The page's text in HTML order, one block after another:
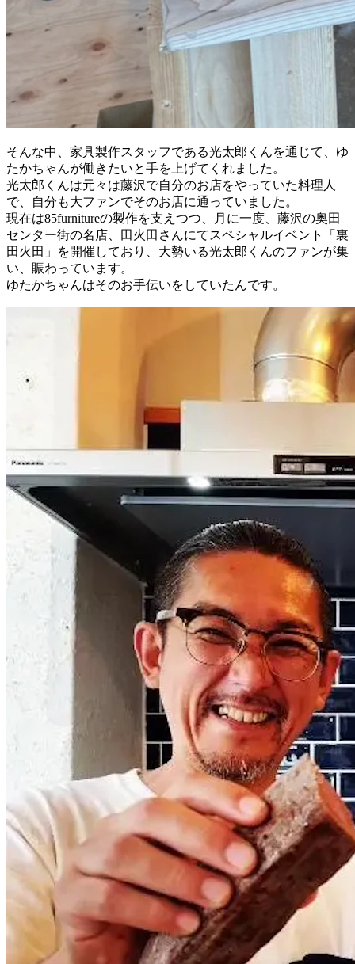
そんな中、家具製作スタッフである光太郎くんを通じて、ゆ
たかちゃんが働きたいと手を上げてくれました。
光太郎くんは元々は藤沢で自分のお店をやっていた料理人
で、自分も大ファンでそのお店に通っていました。
現在は85furnitureの製作を支えつつ、月に一度、藤沢の奥田
センター街の名店、田火田さんにてスペシャルイベント「裏
田火田」を開催しており、大勢いる光太郎くんのファンが集
い、賑わっています。
ゆたかちゃんはそのお手伝いをしていたんです。